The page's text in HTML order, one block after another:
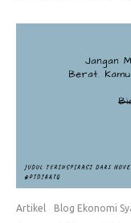
Artikel Blog Ekonomi